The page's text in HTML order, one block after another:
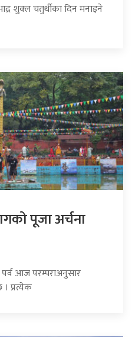
शुक्ल चतुर्थीका दिन मनाइने
पूजा अर्चना
पर्व आज परम्पराअनुसार
प्रत्येक